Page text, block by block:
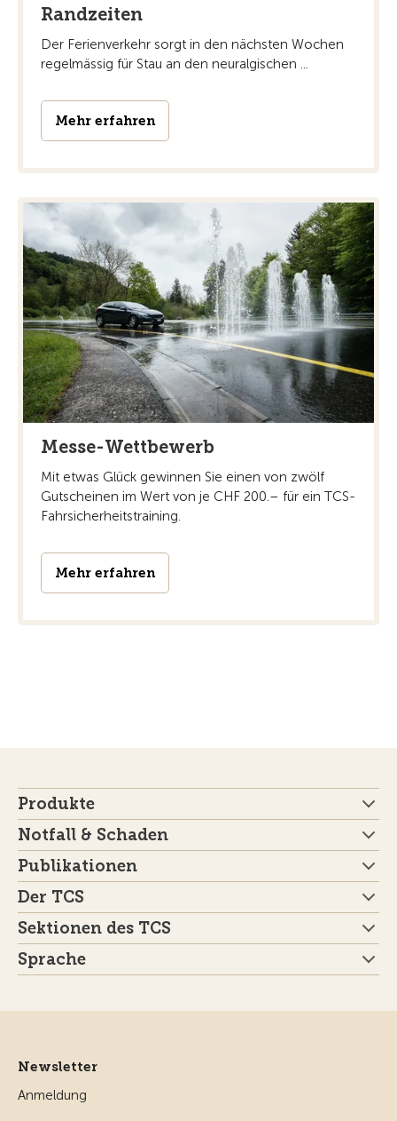
Randzeiten
Der Ferienverkehr sorgt in den nächsten Wochen
regelmässig für Stau an den neuralgischen ...
Mehr erfahren
Messe-Wettbewerb
Mit etwas Glück gewinnen Sie einen von zwölf
Gutscheinen im Wert von je CHF 200.– für ein TCS-
Fahrsicherheitstraining.
Mehr erfahren
Produkte
Notfall & Schaden
Publikationen
Der TCS
Sektionen des TCS
Sprache
Newsletter
Anmeldung